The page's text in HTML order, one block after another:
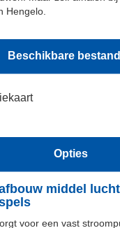
Hengelo.
Beschikbare
Opties
middel
voor een vast